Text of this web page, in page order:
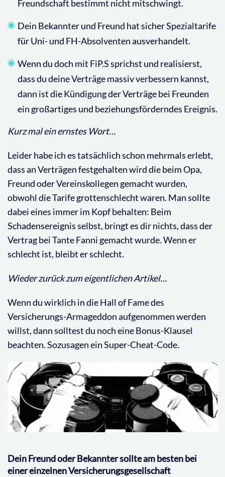
Freundschaft bestimmt nicht mitschwingt.
Dein Bekannter und Freund hat sicher Spezialtarife
für Uni- und FH-Absolventen ausverhandelt.
Wenn du doch mit FiP.S sprichst und realisierst,
dass du deine Verträge massiv verbessern kannst,
dann ist die Kündigung der Verträge bei Freunden
ein großartiges und beziehungsförderndes Ereignis.
Kurz mal ein ernstes Wort…
Leider habe ich es tatsächlich schon mehrmals erlebt,
dass an Verträgen festgehalten wird die beim Opa,
Freund oder Vereinskollegen gemacht wurden,
obwohl die Tarife grottenschlecht waren. Man sollte
dabei eines immer im Kopf behalten: Beim
Schadensereignis selbst, bringt es dir nichts, dass der
Vertrag bei Tante Fanni gemacht wurde. Wenn er
schlecht ist, bleibt er schlecht.
Wieder zurück zum eigentlichen Artikel…
Wenn du wirklich in die Hall of Fame des
Versicherungs-Armageddon aufgenommen werden
willst, dann solltest du noch eine Bonus-Klausel
beachten. Sozusagen ein Super-Cheat-Code.
Dein Freund oder Bekannter sollte am besten bei
einer einzelnen Versicherungsgesellschaft